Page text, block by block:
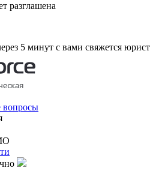
разглашена
5 минут с вами свяжется юрист
вопросы